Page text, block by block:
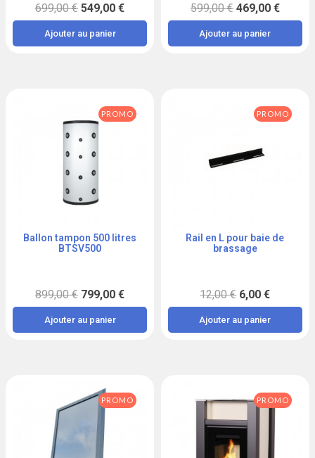
699,00 € 549,00 €
Ajouter au panier
599,00 € 469,00 €
Ajouter au panier
Aperçu
PROMO
Ballon tampon 500 litres
BTSV500
899,00 € 799,00 €
Ajouter au panier
Aperçu
PROMO
Rail en L pour baie de
brassage
12,00 € 6,00 €
Ajouter au panier
PROMO PROMO